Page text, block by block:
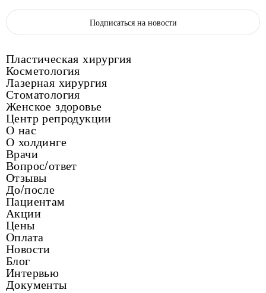
Подписаться на новости
Пластическая хирургия
Косметология
Лазерная хирургия
Стоматология
Женское здоровье
Центр репродукции
О нас
О холдинге
Врачи
Вопрос/ответ
Отзывы
До/после
Пациентам
Акции
Цены
Оплата
Новости
Блог
Интервью
Документы